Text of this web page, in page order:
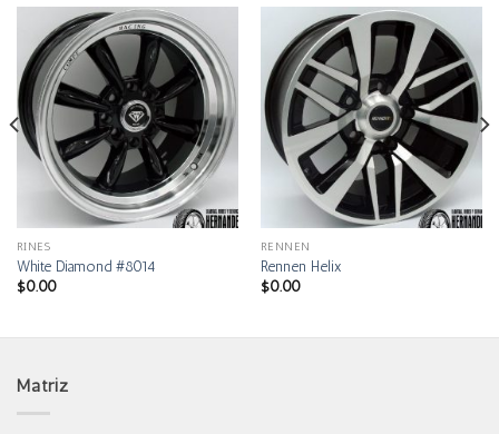
RINES
White Diamond #8014
$0.00
RENNEN
Rennen Helix
$0.00
Matriz